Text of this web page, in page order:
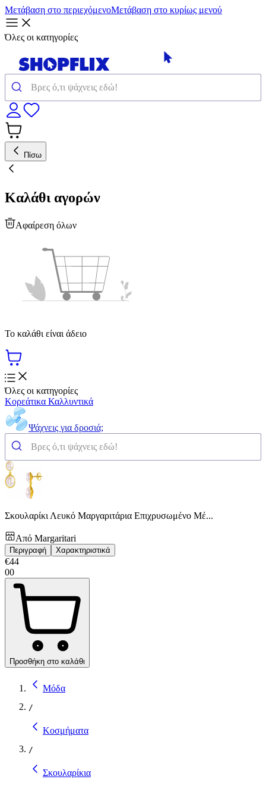
Μετάβαση στο περιεχόμενοΜετάβαση στο κυρίως μενού
Όλες οι κατηγορίες
Πίσω
Καλάθι αγορών
Αφαίρεση όλων
Το καλάθι είναι άδειο
Όλες οι κατηγορίες
Κορεάτικα Καλλυντικά
Ψάχνεις για δροσιά;
Σκουλαρίκι Λευκό Μαργαριτάρια Επιχρυσωμένο Μέ...
Από Margaritari
Περιγραφή Χαρακτηριστικά
€44
00
Προσθήκη στο καλάθι
Μόδα
/
Κοσμήματα
/
Σκουλαρίκια